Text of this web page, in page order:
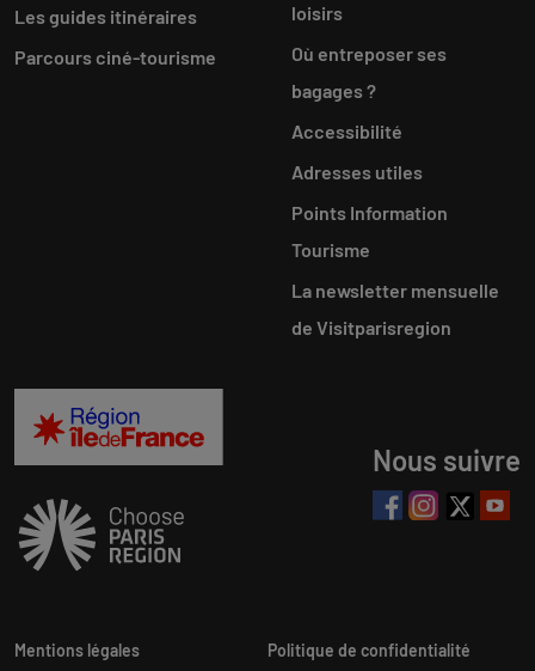
Les guides itinéraires
Parcours ciné-tourisme
loisirs
Où entreposer ses
bagages ?
Accessibilité
Adresses utiles
Points Information
Tourisme
La newsletter mensuelle
de Visitparisregion
Nous suivre
Mentions légales Politique de confidentialité